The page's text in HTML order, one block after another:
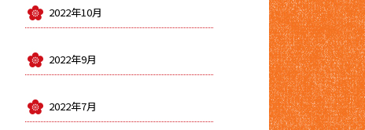
2022年10月
2022年9月
2022年7月